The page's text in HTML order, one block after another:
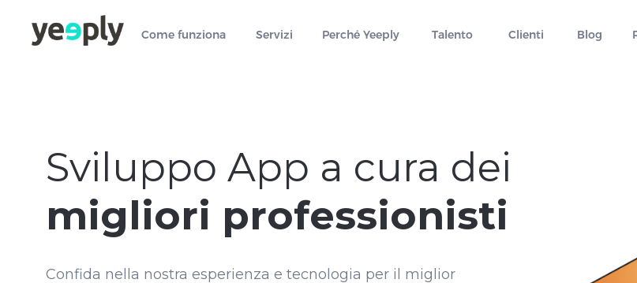
Come funziona Servizi Perché Yeeply Talento Clienti Blog
Sviluppo App a cura dei
migliori professionisti
Confida nella nostra esperienza e tecnologia per il miglior